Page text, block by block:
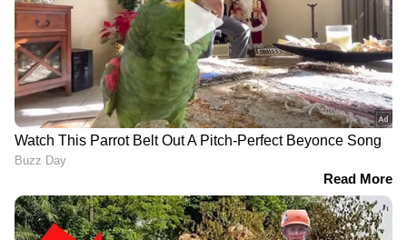
വ്യാജ ഓൺലൈൻ
ട്രേഡിങ്, തട്ടിയത് 1.83
കോടി; മുഖ്യപ്രതി
ഹിമാചലിൽ പിടിയിൽ
ഒഴുക്കിൽപ്പെട്ട് കാണാതായ
സൈനികന്റെ മൃതദേഹം
കണ്ടെത്തി
സ്റ്റേഷനിലെ
പൊലീസുകാരുടെ
വിവാഹം കഴിഞ്ഞിട്ട് 4
മാസം; തളിപ്പറമ്പിൽ